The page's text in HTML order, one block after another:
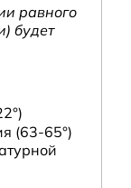
равного
будет
(63-65°)